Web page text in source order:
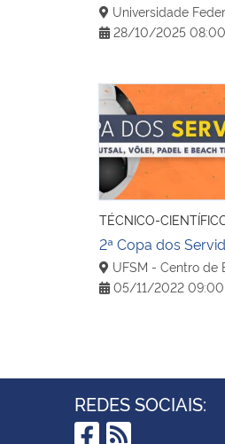
Universidade
28/10/2025
2ª Copa dos
TÉCNICO-
2ª Copa dos
UFSM - Centro de
05/11/2022 09:00
REDES SOCIAIS: